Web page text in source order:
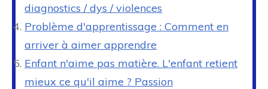
diagnostics / dys / violences
Problème d'apprentissage : Comment en
arriver à aimer apprendre
Enfant n'aime pas matière. L'enfant retient
mieux ce qu'il aime ? Passion